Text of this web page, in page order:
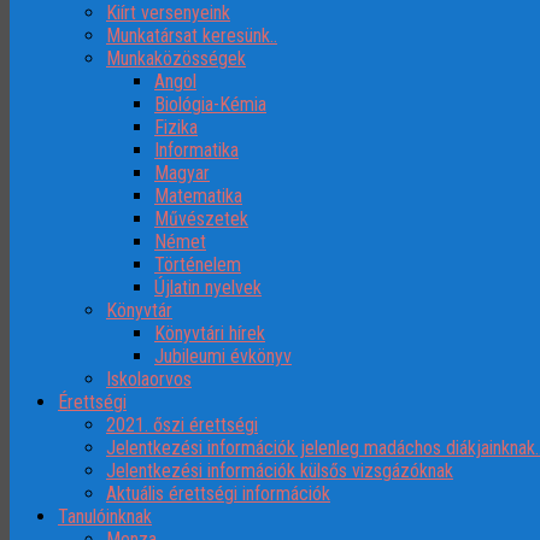
Kiírt versenyeink
Munkatársat keresünk..
Munkaközösségek
Angol
Biológia-Kémia
Fizika
Informatika
Magyar
Matematika
Művészetek
Német
Történelem
Újlatin nyelvek
Könyvtár
Könyvtári hírek
Jubileumi évkönyv
Iskolaorvos
Érettségi
2021. őszi érettségi
Jelentkezési információk jelenleg madáchos
Jelentkezési információk külsős vizsgázóknak
Aktuális érettségi információk
Tanulóinknak